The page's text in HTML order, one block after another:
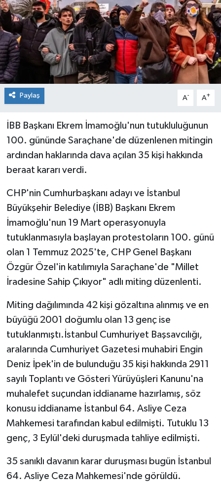
Paylaş A- A+
İBB Başkanı Ekrem İmamoğlu'nun tutukluluğunun
100. gününde Saraçhane'de düzenlenen mitingin
ardından haklarında dava açılan 35 kişi hakkında
beraat kararı verdi.
CHP'nin Cumhurbaşkanı adayı ve İstanbul
Büyükşehir Belediye (İBB) Başkanı Ekrem
İmamoğlu'nun 19 Mart operasyonuyla
tutuklanmasıyla başlayan protestoların 100. günü
olan 1 Temmuz 2025'te, CHP Genel Başkanı
Özgür Özel'in katılımıyla Saraçhane'de "Millet
İradesine Sahip Çıkıyor" adlı miting düzenlenti.
Miting dağılımında 42 kişi gözaltına alınmış ve en
büyüğü 2001 doğumlu olan 13 genç ise
tutuklanmıştı.İstanbul Cumhuriyet Başsavcılığı,
aralarında Cumhuriyet Gazetesi muhabiri Engin
Deniz İpek'in de bulunduğu 35 kişi hakkında 2911
sayılı Toplantı ve Gösteri Yürüyüşleri Kanunu'na
muhalefet suçundan iddianame hazırlamış, söz
konusu iddianame İstanbul 64. Asliye Ceza
Mahkemesi tarafından kabul edilmişti. Tutuklu 13
genç, 3 Eylül'deki duruşmada tahliye edilmişti.
35 sanıklı davanın karar duruşması bugün İstanbul
64. Asliye Ceza Mahkemesi'nde görüldü.